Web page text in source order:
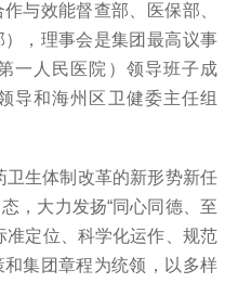
与效能督查部、医保部、
，理事会是集团最高议事
一人民医院）领导班子成
导和海州区卫健委主任组
生体制改革的新形势新任
，大力发扬“同心同德、至
准定位、科学化运作、规范
集团章程为统领，以多样